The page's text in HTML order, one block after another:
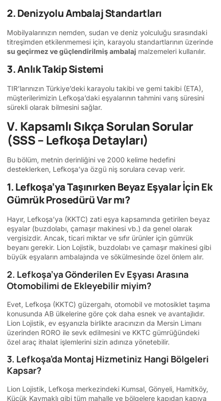
2. Denizyolu Ambalaj Standartları
Mobilyalarınızın nemden, sudan ve deniz yolculuğu sırasındaki
titreşimden etkilenmemesi için, karayolu standartlarının üzerinde
su geçirmez ve güçlendirilmiş ambalaj malzemeleri kullanılır.
3. Anlık Takip Sistemi
TIR’larınızın Türkiye’deki karayolu takibi ve gemi takibi (ETA),
müşterilerimizin Lefkoşa’daki eşyalarının tahmini varış süresini
sürekli olarak bilmesini sağlar.
V. Kapsamlı Sıkça Sorulan Sorular
(SSS – Lefkoşa Detayları)
Bu bölüm, metnin derinliğini ve 2000 kelime hedefini
desteklerken, Lefkoşa’ya özgü niş sorulara cevap verir.
1. Lefkoşa’ya Taşınırken Beyaz Eşyalar İçin Ek
Gümrük Prosedürü Var mı?
Hayır, Lefkoşa’ya (KKTC) zati eşya kapsamında getirilen beyaz
eşyalar (buzdolabı, çamaşır makinesi vb.) da genel olarak
vergisizdir. Ancak, ticari miktar ve sıfır ürünler için gümrük
beyanı gerekir. Lion Lojistik, buzdolabı ve çamaşır makinesi gibi
büyük eşyaların ambalajında ve sökülmesinde özel önlem alır.
2. Lefkoşa’ya Gönderilen Ev Eşyası Arasına
Otomobilimi de Ekleyebilir miyim?
Evet, Lefkoşa (KKTC) güzergahı, otomobil ve motosiklet taşıma
konusunda AB ülkelerine göre çok daha esnek ve avantajlıdır.
Lion Lojistik, ev eşyanızla birlikte aracınızın da Mersin Limanı
üzerinden RORO ile sevk edilmesini ve KKTC gümrüğündeki
özel araç ithalat işlemlerini sizin adınıza yönetebilir.
3. Lefkoşa’da Montaj Hizmetiniz Hangi Bölgeleri
Kapsar?
Lion Lojistik, Lefkoşa merkezindeki Kumsal, Gönyeli, Hamitköy,
Küçük Kaymaklı gibi tüm mahalle ve bölgelere kapıdan kapıya